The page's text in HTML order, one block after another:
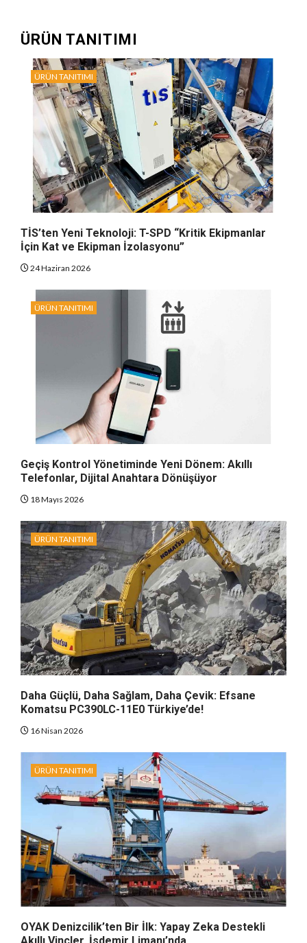
ÜRÜN TANITIMI
ÜRÜN TANITIMI
TİS’ten Yeni Teknoloji: T-SPD “Kritik Ekipmanlar
İçin Kat ve Ekipman İzolasyonu”
24 Haziran 2026
ÜRÜN TANITIMI
Geçiş Kontrol Yönetiminde Yeni Dönem: Akıllı
Telefonlar, Dijital Anahtara Dönüşüyor
18 Mayıs 2026
ÜRÜN TANITIMI
Daha Güçlü, Daha Sağlam, Daha Çevik: Efsane
Komatsu PC390LC-11E0 Türkiye’de!
16 Nisan 2026
ÜRÜN TANITIMI
OYAK Denizcilik’ten Bir İlk: Yapay Zeka Destekli